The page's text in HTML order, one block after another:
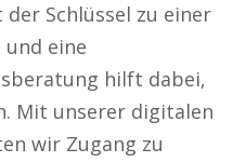
Schlüssel zu einer
eine
hilft dabei,
Mit unserer digitalen
wir Zugang zu